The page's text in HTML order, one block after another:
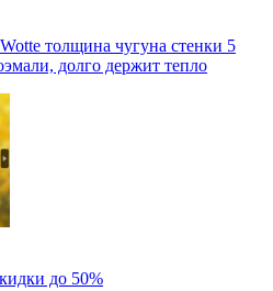
толщина чугуна стенки 5
долго держит тепло
до 50%